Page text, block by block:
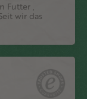
Futter ,
wir das